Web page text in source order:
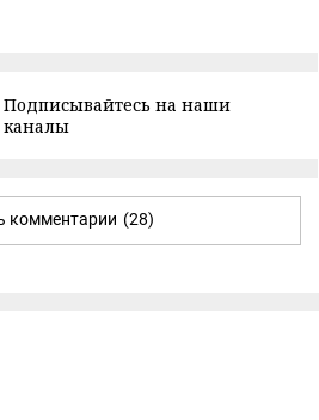
Подписывайтесь на наши
каналы
комментарии (28)